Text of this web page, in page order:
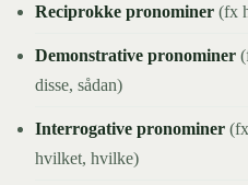
Reciprokke pronominer (fx
Demonstrative pronominer
disse, sådan)
Interrogative pronominer
hvilket, hvilke)